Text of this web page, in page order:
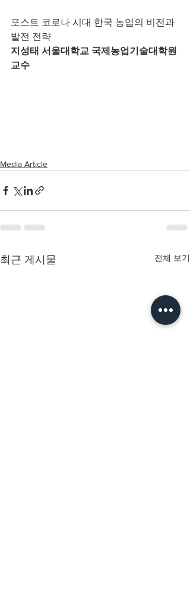
포스트 코로나 시대 한국 농업의 비전과
발전 전략
지성태 서울대학교 국제농업기술대학원
교수
Media Article
최근 게시물 전체 보기